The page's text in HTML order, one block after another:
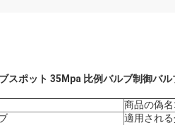
スポット 35Mpa 比例バルブ制御バル
商品の偽
適用され